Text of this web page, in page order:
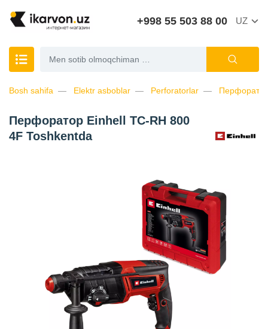
+998 55 503 88 00 UZ
Bosh sahifa Elektr asboblar Perforatorlar
Перфоратор Einhell TC-RH 800
4F Toshkentda